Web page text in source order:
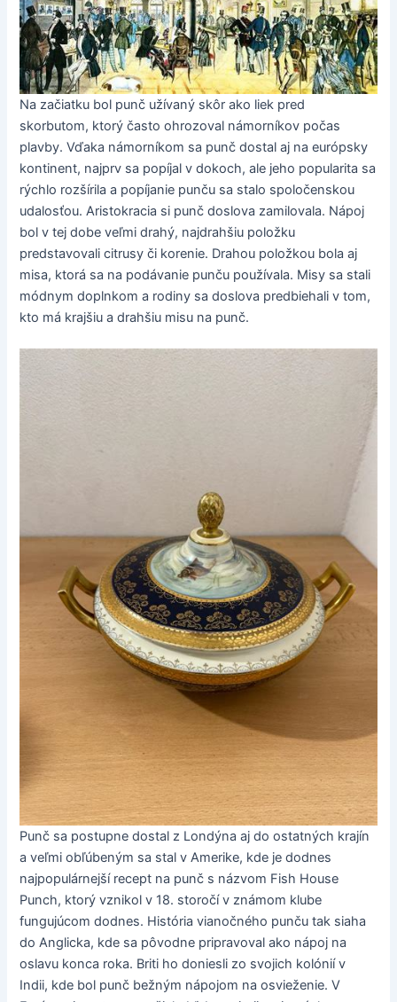
Na začiatku bol punč užívaný skôr ako liek pred
skorbutom, ktorý často ohrozoval námorníkov počas
plavby. Vďaka námorníkom sa punč dostal aj na európsky
kontinent, najprv sa popíjal v dokoch, ale jeho popularita sa
rýchlo rozšírila a popíjanie punču sa stalo spoločenskou
udalosťou. Aristokracia si punč doslova zamilovala. Nápoj
bol v tej dobe veľmi drahý, najdrahšiu položku
predstavovali citrusy či korenie. Drahou položkou bola aj
misa, ktorá sa na podávanie punču používala. Misy sa stali
módnym doplnkom a rodiny sa doslova predbiehali v tom,
kto má krajšiu a drahšiu misu na punč.
Punč sa postupne dostal z Londýna aj do ostatných krajín
a veľmi obľúbeným sa stal v Amerike, kde je dodnes
najpopulárnejší recept na punč s názvom Fish House
Punch, ktorý vznikol v 18. storočí v známom klube
fungujúcom dodnes. História vianočného punču tak siaha
do Anglicka, kde sa pôvodne pripravoval ako nápoj na
oslavu konca roka. Briti ho doniesli zo svojich kolónií v
Indii, kde bol punč bežným nápojom na osvieženie. V